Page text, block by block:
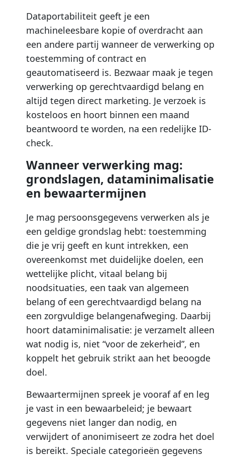
Dataportabiliteit geeft je een
machineleesbare kopie of overdracht aan
een andere partij wanneer de verwerking op
toestemming of contract en
geautomatiseerd is. Bezwaar maak je tegen
verwerking op gerechtvaardigd belang en
altijd tegen direct marketing. Je verzoek is
kosteloos en hoort binnen een maand
beantwoord te worden, na een redelijke ID-
check.
Wanneer verwerking mag:
grondslagen, dataminimalisatie
en bewaartermijnen
Je mag persoonsgegevens verwerken als je
een geldige grondslag hebt: toestemming
die je vrij geeft en kunt intrekken, een
overeenkomst met duidelijke doelen, een
wettelijke plicht, vitaal belang bij
noodsituaties, een taak van algemeen
belang of een gerechtvaardigd belang na
een zorgvuldige belangenafweging. Daarbij
hoort dataminimalisatie: je verzamelt alleen
wat nodig is, niet “voor de zekerheid”, en
koppelt het gebruik strikt aan het beoogde
doel.
Bewaartermijnen spreek je vooraf af en leg
je vast in een bewaarbeleid; je bewaart
gegevens niet langer dan nodig, en
verwijdert of anonimiseert ze zodra het doel
is bereikt. Speciale categorieën gegevens